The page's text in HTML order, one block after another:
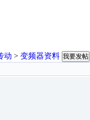
动 > 变频器资料 我要发帖